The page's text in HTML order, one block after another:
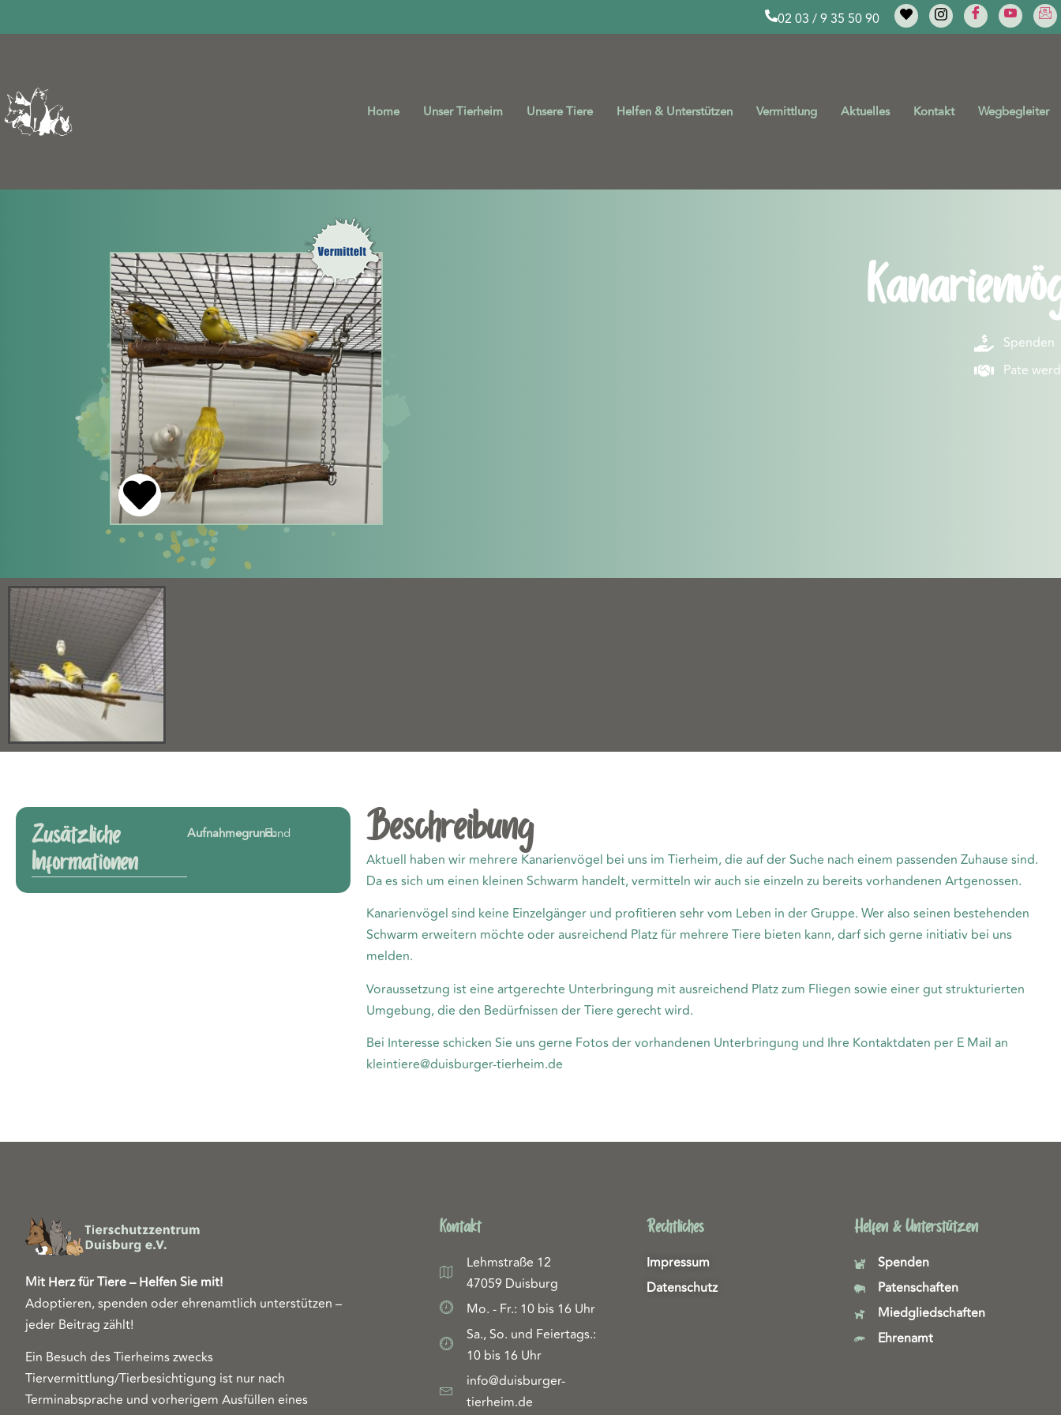
02 03 / 9 35 50 90
Home Unser Tierheim Unsere Tiere Helfen & Unterstützen Vermittlung Aktuelles Kontakt Wegbegleiter
Spenden
Pate
Zusätzliche
Informationen
Aufnahmegrund:Fund Beschreibung
Aktuell haben wir mehrere Kanarienvögel bei uns im Tierheim, die auf der Suche nach einem passenden Zuhause sind.
Da es sich um einen kleinen Schwarm handelt, vermitteln wir auch sie einzeln zu bereits vorhandenen Artgenossen.
Kanarienvögel sind keine Einzelgänger und profitieren sehr vom Leben in der Gruppe. Wer also seinen bestehenden
Schwarm erweitern möchte oder ausreichend Platz für mehrere Tiere bieten kann, darf sich gerne initiativ bei uns
melden.
Voraussetzung ist eine artgerechte Unterbringung mit ausreichend Platz zum Fliegen sowie einer gut strukturierten
Umgebung, die den Bedürfnissen der Tiere gerecht wird.
Bei Interesse schicken Sie uns gerne Fotos der vorhandenen Unterbringung und Ihre Kontaktdaten per E Mail an
kleintiere@duisburger-tierheim.de
Mit Herz für Tiere – Helfen Sie mit!
Adoptieren, spenden oder ehrenamtlich unterstützen –
jeder Beitrag zählt!
Ein Besuch des Tierheims zwecks
Tiervermittlung/Tierbesichtigung ist nur nach
Terminabsprache und vorherigem Ausfüllen eines
Kontakt
Lehmstraße 12
47059 Duisburg
Mo. - Fr.: 10 bis 16 Uhr
Sa., So. und Feiertags.:
10 bis 16 Uhr
info@duisburger-
tierheim.de
Rechtliches
Impressum
Datenschutz
Helfen & Unterstützen
Spenden
Patenschaften
Miedgliedschaften
Ehrenamt